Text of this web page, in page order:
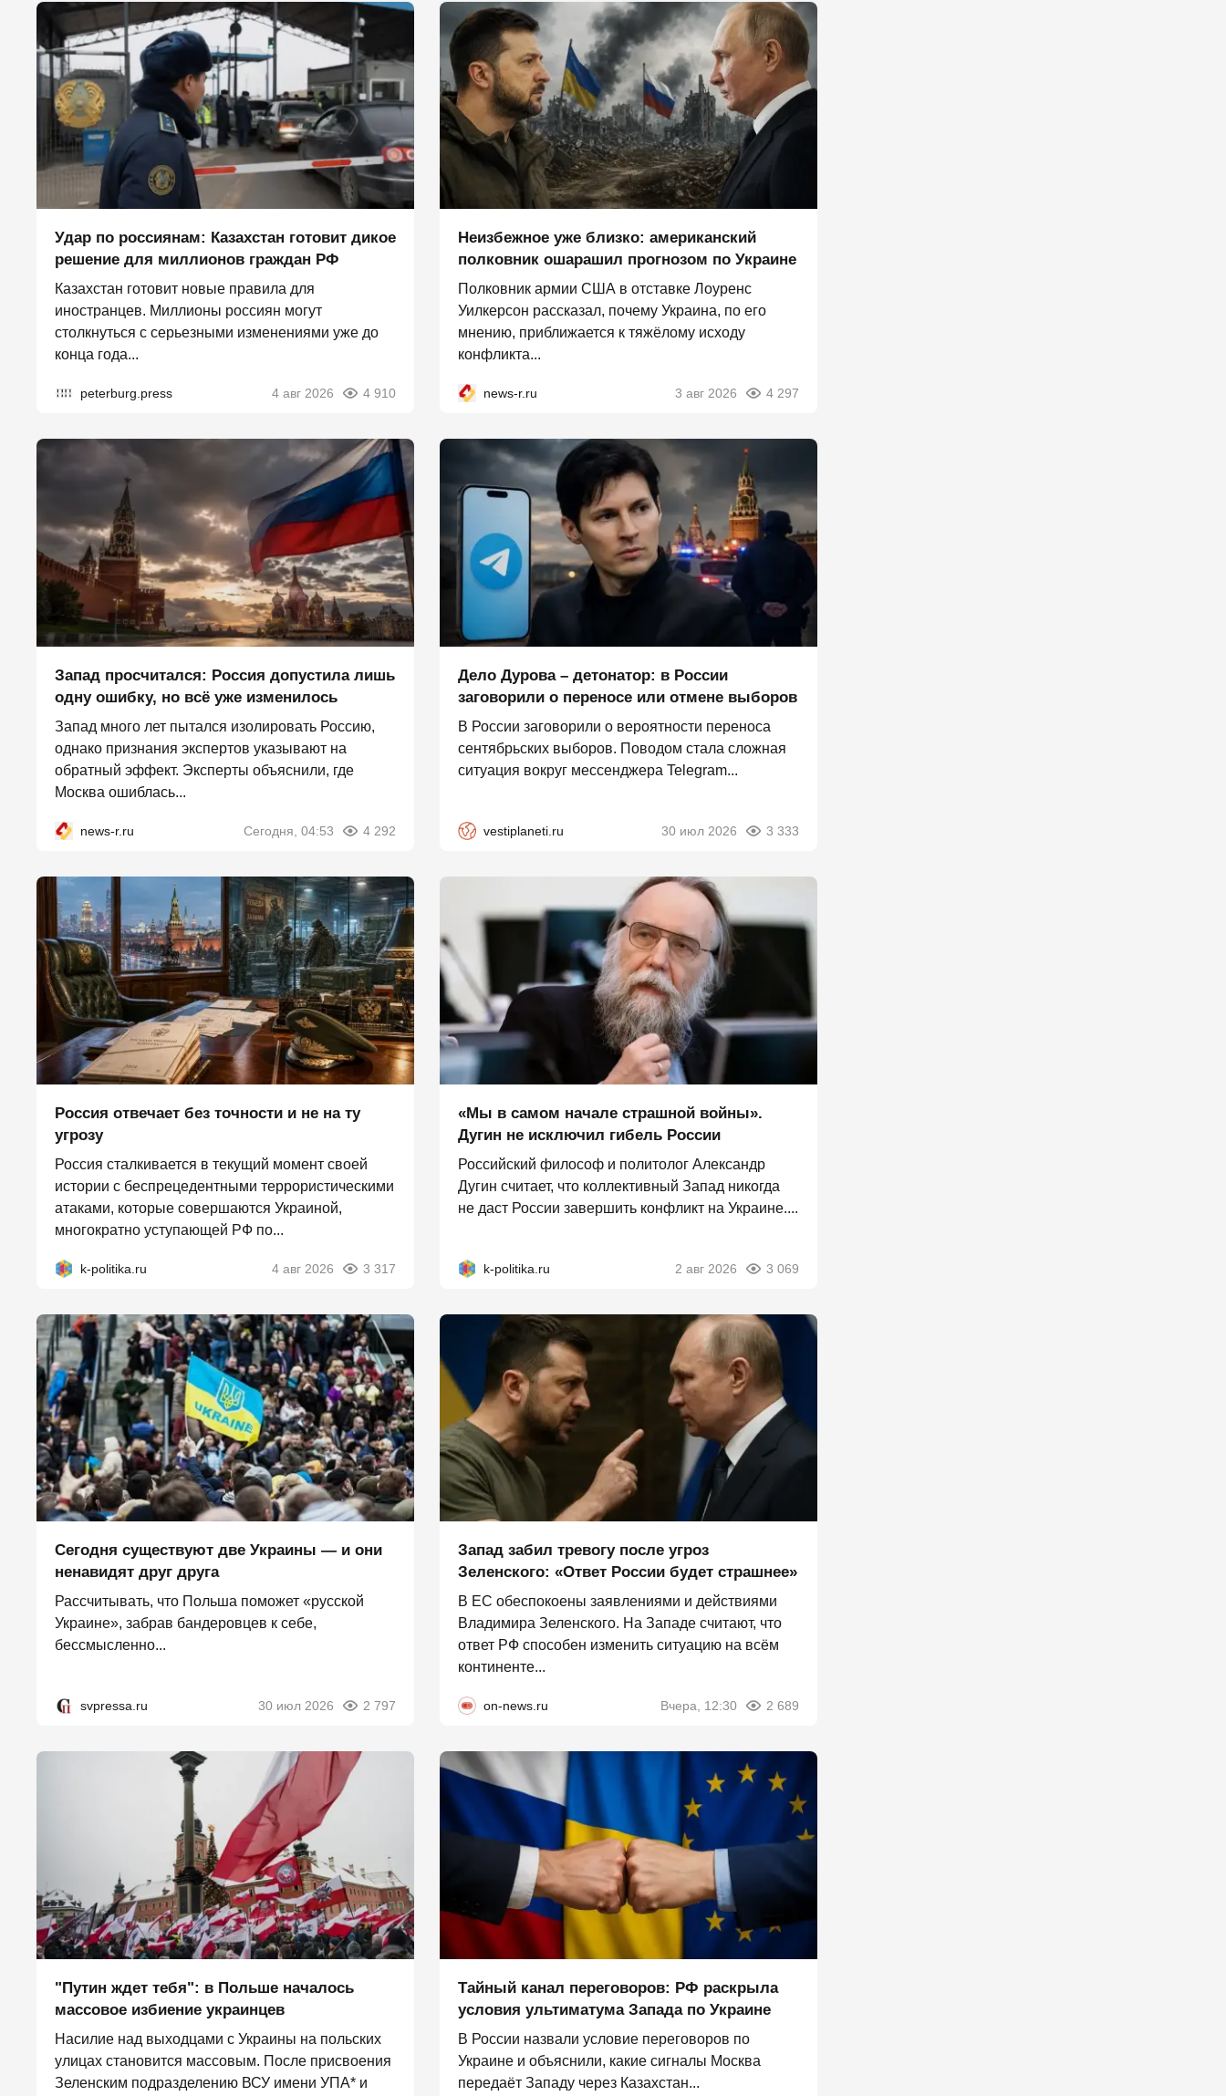
Удар по россиянам: Казахстан готовит дикое
решение для миллионов граждан РФ
Казахстан готовит новые правила для
иностранцев. Миллионы россиян могут
столкнуться с серьезными изменениями уже до
конца года...
peterburg.press 4 авг 2026 4 910
Неизбежное уже близко: американский
полковник ошарашил прогнозом по Украине
Полковник армии США в отставке Лоуренс
Уилкерсон рассказал, почему Украина, по его
мнению, приближается к тяжёлому исходу
конфликта...
news-r.ru 3 авг 2026 4 297
Запад просчитался: Россия допустила лишь
одну ошибку, но всё уже изменилось
Запад много лет пытался изолировать Россию,
однако признания экспертов указывают на
обратный эффект. Эксперты объяснили, где
Москва ошиблась...
news-r.ru Сегодня, 04:53 4 292
Дело Дурова – детонатор: в России
заговорили о переносе или отмене выборов
В России заговорили о вероятности переноса
сентябрьских выборов. Поводом стала сложная
ситуация вокруг мессенджера Telegram...
vestiplaneti.ru 30 июл 2026 3 333
Россия отвечает без точности и не на ту
угрозу
Россия сталкивается в текущий момент своей
истории с беспрецедентными террористическими
атаками, которые совершаются Украиной,
многократно уступающей РФ по...
k-politika.ru 4 авг 2026 3 317
«Мы в самом начале страшной войны».
Дугин не исключил гибель России
Российский философ и политолог Александр
Дугин считает, что коллективный Запад никогда
не даст России завершить конфликт на Украине....
k-politika.ru 2 авг 2026 3 069
Сегодня существуют две Украины — и они
ненавидят друг друга
Рассчитывать, что Польша поможет «русской
Украине», забрав бандеровцев к себе,
бессмысленно...
svpressa.ru 30 июл 2026 2 797
Запад забил тревогу после угроз
Зеленского: «Ответ России будет страшнее»
В ЕС обеспокоены заявлениями и действиями
Владимира Зеленского. На Западе считают, что
ответ РФ способен изменить ситуацию на всём
континенте...
on-news.ru Вчера, 12:30 2 689
"Путин ждет тебя": в Польше началось
массовое избиение украинцев
Насилие над выходцами с Украины на польских
улицах становится массовым. После присвоения
Зеленским подразделению ВСУ имени УПА* и
Тайный канал переговоров: РФ раскрыла
условия ультиматума Запада по Украине
В России назвали условие переговоров по
Украине и объяснили, какие сигналы Москва
передаёт Западу через Казахстан...